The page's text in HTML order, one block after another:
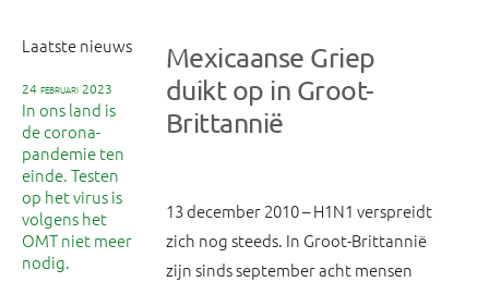
Laatste nieuws
24 februari 2023
In ons land is
de corona-
pandemie ten
einde. Testen
op het virus is
volgens het
OMT niet meer
nodig.
Mexicaanse Griep
duikt op in Groot-
Brittannië
13 december 2010 – H1N1 verspreidt
zich nog steeds. In Groot-Brittannië
zijn sinds september acht mensen